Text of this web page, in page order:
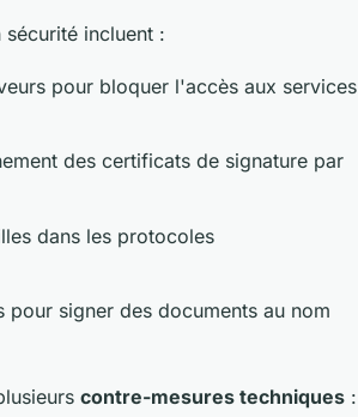
incluent :
pour bloquer l'accès aux services
des certificats de signature par
dans les protocoles
signer des documents au nom
contre-mesures techniques :